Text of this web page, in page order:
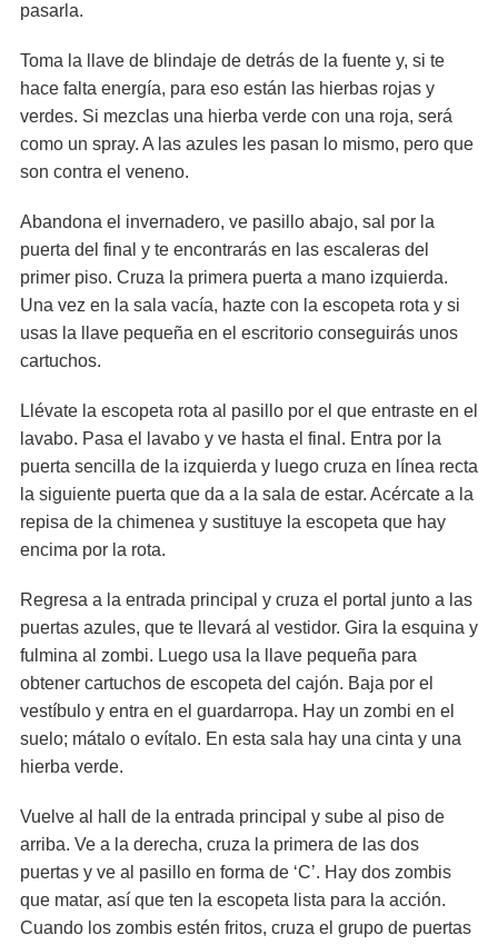
pasarla.
Toma la llave de blindaje de detrás de la fuente y, si te
hace falta energía, para eso están las hierbas rojas y
verdes. Si mezclas una hierba verde con una roja, será
como un spray. A las azules les pasan lo mismo, pero que
son contra el veneno.
Abandona el invernadero, ve pasillo abajo, sal por la
puerta del final y te encontrarás en las escaleras del
primer piso. Cruza la primera puerta a mano izquierda.
Una vez en la sala vacía, hazte con la escopeta rota y si
usas la llave pequeña en el escritorio conseguirás unos
cartuchos.
Llévate la escopeta rota al pasillo por el que entraste en el
lavabo. Pasa el lavabo y ve hasta el final. Entra por la
puerta sencilla de la izquierda y luego cruza en línea recta
la siguiente puerta que da a la sala de estar. Acércate a la
repisa de la chimenea y sustituye la escopeta que hay
encima por la rota.
Regresa a la entrada principal y cruza el portal junto a las
puertas azules, que te llevará al vestidor. Gira la esquina y
fulmina al zombi. Luego usa la llave pequeña para
obtener cartuchos de escopeta del cajón. Baja por el
vestíbulo y entra en el guardarropa. Hay un zombi en el
suelo; mátalo o evítalo. En esta sala hay una cinta y una
hierba verde.
Vuelve al hall de la entrada principal y sube al piso de
arriba. Ve a la derecha, cruza la primera de las dos
puertas y ve al pasillo en forma de ‘C’. Hay dos zombis
que matar, así que ten la escopeta lista para la acción.
Cuando los zombis estén fritos, cruza el grupo de puertas